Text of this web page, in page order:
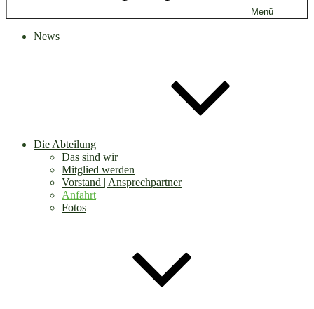
Menü
News
Die Abteilung
Das sind wir
Mitglied werden
Vorstand | Ansprechpartner
Anfahrt
Fotos